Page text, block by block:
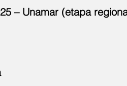
– Unamar (etapa